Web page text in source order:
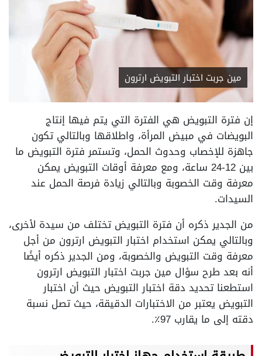
مين جربت اختبار التبويض ارترون
إن فترة التبويض هي الفترة التي يتم فيها إنتاج
البويضات في مبيض المرأة، واطلاقها وبالتالي تكون
جاهزة للإخصاب وحدوث الحمل، وتستمر فترة التبويض ما
بين 12-24 ساعة، ومع معرفة أوقات التبويض يمكن
معرفة وقت الخصوبة وبالتالي زيادة فرصة الحمل عند
السيدات.
من الجدير ذكره أن فترة التبويض تختلف من سيدة لأخرى،
وبالتالي يمكن استخدام اختبار التبويض ارترون من أجل
معرفة وقت التبويض والخصوبة، ومن الجدير ذكره أيضًا
أنه بعد طرح سؤال مين جربت اختبار التبويض ارترون
استطعنا تحديد دقة اختبار التبويض حيث أن اختبار
التبويض يعتبر من الاختبارات الدقيقة، حيث تصل نسبة
دقته إلى ما يقارب 97٪.